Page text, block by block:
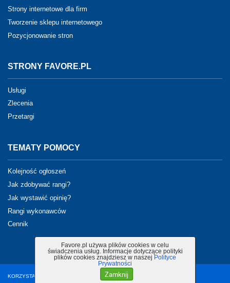
Favore.pl używa plików cookies w celu
świadczenia usług. Informacje dotyczące polityki
plików cookies znajdziesz w naszej Polityce
Prywatności
Zamknij
Strony internetowe dla firm
Tworzenie sklepu internetowego
Pozycjonowanie stron
STRONY FAVORE.PL
Usługi
Zlecenia
Przetargi
TEMATY POMOCY
Kolejność ogłoszeń
Jak zdobywać rangi?
Jak wystawić opinię?
Rangi wykonawców
Cennik
KORZYSTANIE Z PORTALU OZNACZA AKCEPTACJĘ